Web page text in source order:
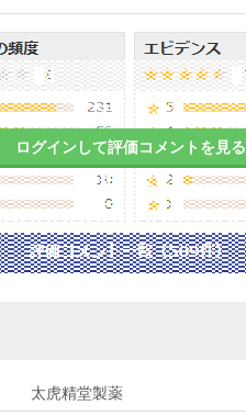
ログインして評価コメントを見る
太虎精堂製薬